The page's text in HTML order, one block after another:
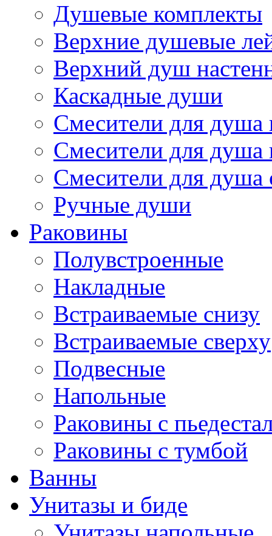
Душевые комплекты
Верхние душевые
Верхний душ
Каскадные души
Смесители для душа
Смесители для душа
Смесители для
Ручные души
Раковины
Полувстроенные
Накладные
Встраиваемые снизу
Встраиваемые сверху
Подвесные
Напольные
Раковины с
Раковины с тумбой
Ванны
Унитазы и биде